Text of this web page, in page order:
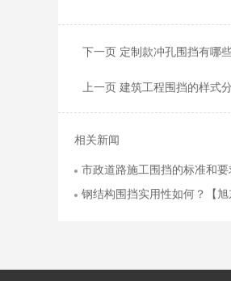
下一页 定制款冲孔围挡有哪
上一页 建筑工程围挡的样式
相关新闻
市政道路施工围挡的标准和要
钢结构围挡实用性如何？【旭